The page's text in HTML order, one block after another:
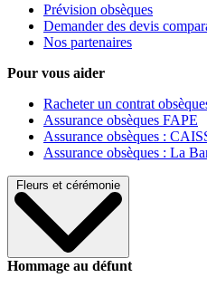
Prévision obsèques
Demander des devis
Nos partenaires
Pour vous aider
Racheter un contrat
Assurance obsèques FAPE
Assurance obsèques :
Assurance obsèques : La
Fleurs et cérémonie
Hommage au défunt